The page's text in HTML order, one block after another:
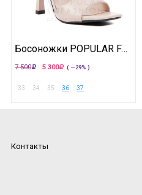
Босоножки POPULAR FASHION
7 500 5 300 ( —29% )
33 34 35 36 37
Контакты